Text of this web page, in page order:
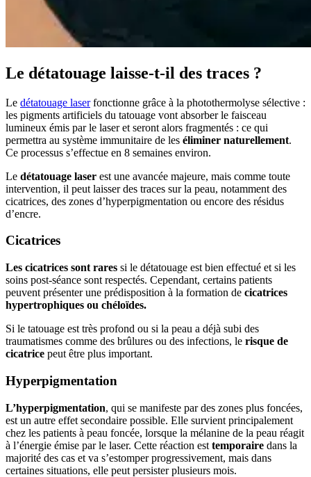
Le détatouage laisse-t-il des traces ?
Le détatouage laserfonctionne grâce à la photothermolyse sélective :
les pigments artificiels du tatouage vont absorber le faisceau
lumineux émis par le laser et seront alors fragmentés : ce qui
permettra au système immunitaire de les éliminer naturellement.
Ce processus s’effectue en 8 semaines environ.
Le détatouage laser est une avancée majeure, mais comme toute
intervention, il peut laisser des traces sur la peau, notamment des
cicatrices, des zones d’hyperpigmentation ou encore des résidus
d’encre.
Cicatrices
Les cicatrices sont rares si le détatouage est bien effectué et si les
soins post-séance sont respectés. Cependant, certains patients
peuvent présenter une prédisposition à la formation de cicatrices
hypertrophiques ou chéloïdes.
Si le tatouage est très profond ou si la peau a déjà subi des
traumatismes comme des brûlures ou des infections, le risque de
cicatrice peut être plus important.
Hyperpigmentation
L’hyperpigmentation, qui se manifeste par des zones plus foncées,
est un autre effet secondaire possible. Elle survient principalement
chez les patients à peau foncée, lorsque la mélanine de la peau réagit
à l’énergie émise par le laser. Cette réaction est temporaire dans la
majorité des cas et va s’estomper progressivement, mais dans
certaines situations, elle peut persister plusieurs mois.